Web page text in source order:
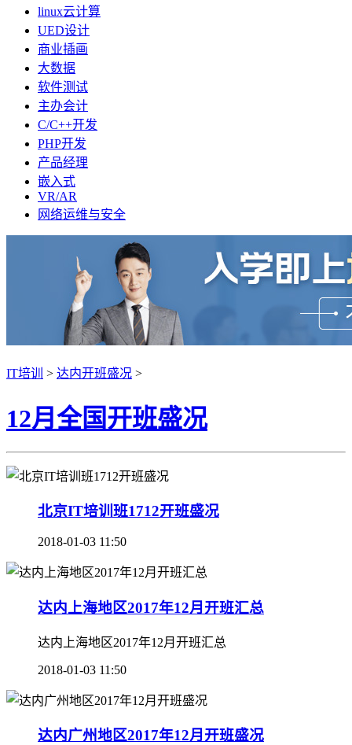
linux云计算
UED设计
商业插画
大数据
软件测试
主办会计
C/C++开发
PHP开发
产品经理
嵌入式
VR/AR
网络运维与安全
IT培训 > 达内开班盛况 >
12月全国开班盛况
北京IT培训班1712开班盛况
2018-01-03 11:50
达内上海地区2017年12月开班汇总
达内上海地区2017年12月开班汇总
2018-01-03 11:50
达内广州地区2017年12月开班盛况